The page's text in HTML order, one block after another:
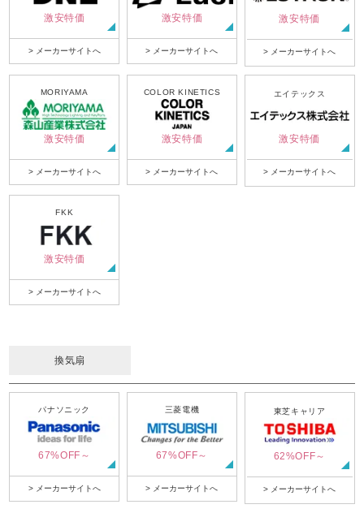
激安特価
> メーカーサイトへ
激安特価
> メーカーサイトへ
激安特価
> メーカーサイトへ
MORIYAMA
激安特価
> メーカーサイトへ
COLOR KINETICS
激安特価
> メーカーサイトへ
エイテックス
激安特価
> メーカーサイトへ
FKK
激安特価
> メーカーサイトへ
換気扇
パナソニック
67%OFF～
> メーカーサイトへ
三菱電機
67%OFF～
> メーカーサイトへ
東芝キャリア
62%OFF～
> メーカーサイトへ